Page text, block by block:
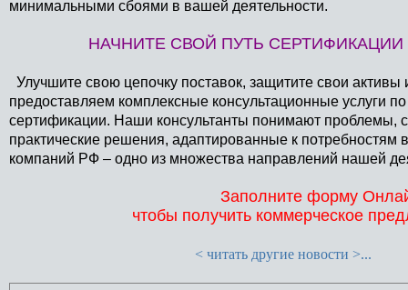
минимальными сбоями в вашей деятельности.
НАЧНИТЕ СВОЙ ПУТЬ СЕРТИФИКАЦИИ
Улучшите свою цепочку поставок, защитите свои
предоставляем комплексные консультационные услуги
сертификации. Наши консультанты понимают проблемы,
практические решения, адаптированные к
компаний РФ – одно из множества направлений нашей
Заполните форму
чтобы получить коммерческое
< читать другие новости >...